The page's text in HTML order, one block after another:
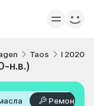
Taos I 2020-
н.в.)
Ремонт